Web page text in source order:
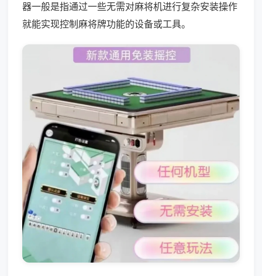
器一般是指通过一些无需对麻将机进行复杂安装操作
就能实现控制麻将牌功能的设备或工具。